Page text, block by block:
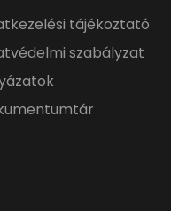
tájékoztató
szabályzat